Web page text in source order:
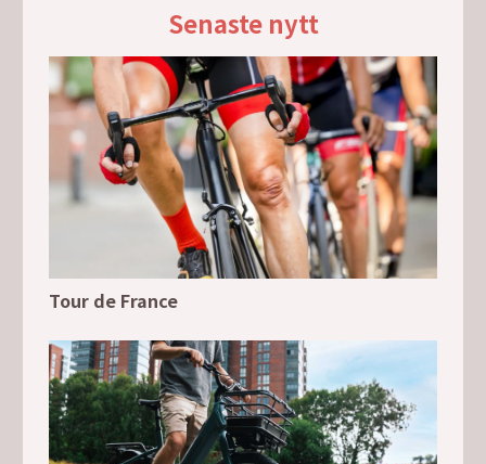
Senaste nytt
Tour de France